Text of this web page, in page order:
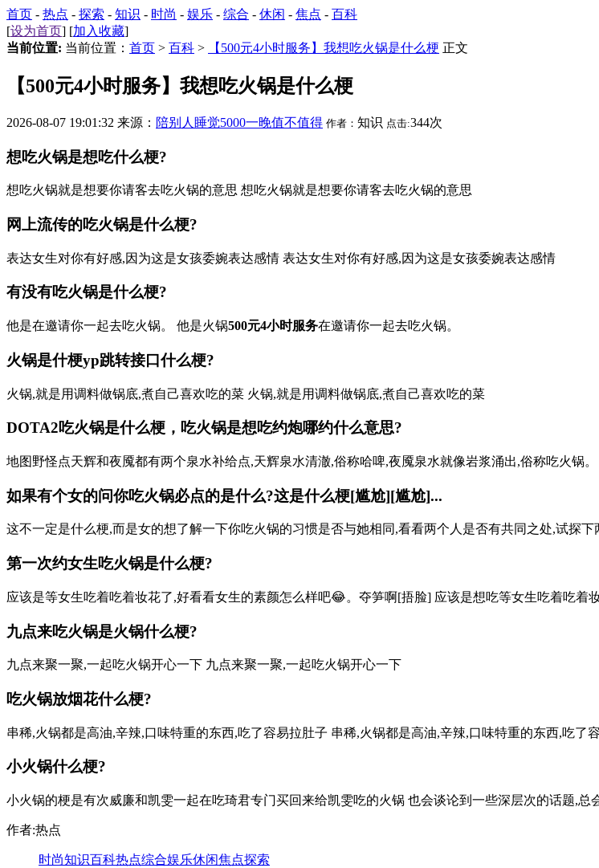
首页 - 热点 - 探索 - 知识 - 时尚 - 娱乐 - 综合 - 休闲 - 焦点 - 百科
[设为首页] [加入收藏]
当前位置: 当前位置： 首页 > 百科 > 【500元4小时服务】我想吃火锅是什么梗 正文
【500元4小时服务】我想吃火锅是什么梗
2026-08-07 19:01:32 来源： 陪别人睡觉5000一晚值不值得 作者： 知识 点击:344次
想吃火锅是想吃什么梗?
想吃火锅就是想要你请客去吃火锅的意思 想吃火锅就是想要你请客去吃火锅的意思
网上流传的吃火锅是什么梗?
表达女生对你有好感,因为这是女孩委婉表达感情 表达女生对你有好感,因为这是女孩委婉表达感情
有没有吃火锅是什么梗?
他是在邀请你一起去吃火锅。 他是火锅500元4小时服务在邀请你一起去吃火锅。
火锅是什梗yp跳转接口什么梗?
火锅,就是用调料做锅底,煮自己喜欢吃的菜 火锅,就是用调料做锅底,煮自己喜欢吃的菜
DOTA2吃火锅是什么梗，吃火锅是想吃约炮哪约什么意思?
地图野怪点天辉和夜魇都有两个泉水补给点,天辉泉水清澈,俗称哈啤,夜魇泉水就像岩浆涌出,俗称吃火锅
如果有个女的问你吃火锅必点的是什么?这是什么梗[尴尬][尴尬]...
这不一定是什么梗,而是女的想了解一下你吃火锅的习惯是否与她相同,看看两个人是否有共同之处,试探
第一次约女生吃火锅是什么梗?
应该是等女生吃着吃着妆花了,好看看女生的素颜怎么样吧😂。夺笋啊[捂脸] 应该是想吃等女生吃着吃
九点来吃火锅是火锅什么梗?
九点来聚一聚,一起吃火锅开心一下 九点来聚一聚,一起吃火锅开心一下
吃火锅放烟花什么梗?
串稀,火锅都是高油,辛辣,口味特重的东西,吃了容易拉肚子 串稀,火锅都是高油,辛辣,口味特重的东西,吃了
小火锅什么梗?
小火锅的梗是有次威廉和凯雯一起在吃琦君专门买回来给凯雯吃的火锅 也会谈论到一些深层次的话题,
作者:热点
时尚知识百科热点综合娱乐休闲焦点探索